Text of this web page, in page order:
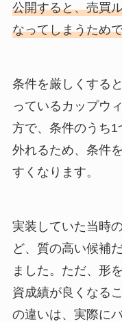
公開すると、売買
なってしまうため
条件を厳しくする
っているカップウ
方で、条件のうち1
外れるため、条件
すくなります。
実装していた当時
ど、質の高い候補
ました。ただ、形
資成績が良くなる
の違いは、実際に